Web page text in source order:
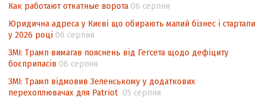
Інформаційна безпека суспільства
Как работают откатные ворота 06 серпня
Юридична адреса у Києві що обирають малий бізнес і стартапи
у 2026 році 06 серпня
ЗМІ: Трамп вимагав пояснень від Гегсета щодо дефіциту
боєприпасів 06 серпня
ЗМІ: Трамп відмовив Зеленському у додаткових
перехоплювачах для Patriot 05 серпня